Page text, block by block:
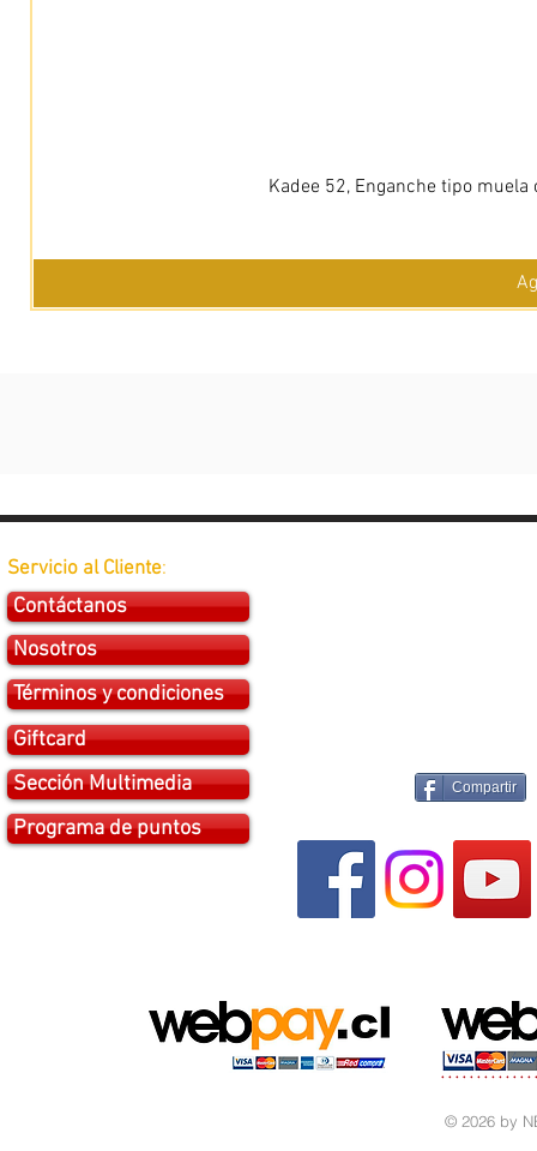
Kadee 52, Enganche tipo
Servicio al Cliente:
Contáctanos
Nosotros
Términos y condiciones
Giftcard
Sección Multimedia
Programa de puntos
Compartir
© 2026 by